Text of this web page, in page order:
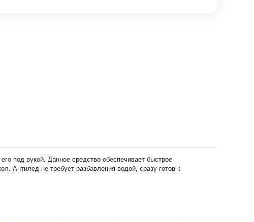
под рукой. Данное средство обеспечивает быстрое
Антилед не требует разбавления водой, сразу готов к